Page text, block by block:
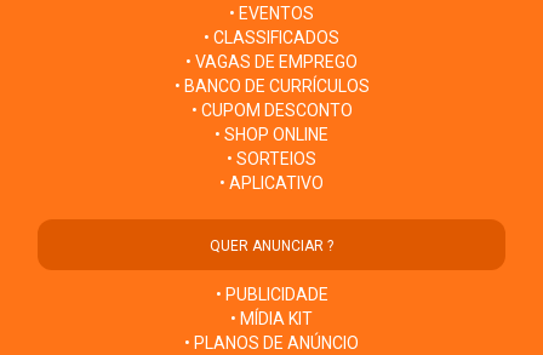
• EVENTOS
• CLASSIFICADOS
• VAGAS DE EMPREGO
• BANCO DE CURRÍCULOS
• CUPOM DESCONTO
• SHOP ONLINE
• SORTEIOS
• APLICATIVO
QUER ANUNCIAR ?
• PUBLICIDADE
• MÍDIA KIT
• PLANOS DE ANÚNCIO